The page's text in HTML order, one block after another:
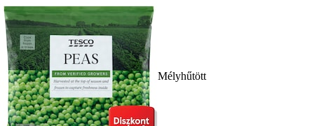
Mélyhűtött